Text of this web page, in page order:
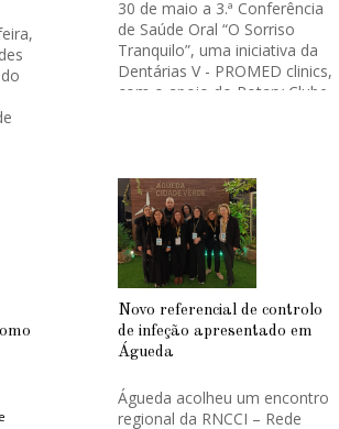
30 de maio a 3.ª Conferência
de Saúde Oral “O Sorriso
Tranquilo”, uma iniciativa da
Dentárias V - PROMED clinics,
com o apoio do Rotary Clube
Artes de Águeda, a partir das 17h, e
pretende promover a reflexão
sobre a evolução da medicina
dentária e a importância da saúde
oral ao longo da vida.
Com um enfoque dirigido ao
público em geral, a conferência
idade adulta e sénior, destacando a
prevenção, a evolução científica da
área, a mudança de hábitos de
saúde e o impacto crescente da
na prática clínica.
Cinco médicos dentistas irão intervir
Novo referencial de controlo
de infeção apresentado em
Águeda
Águeda acolheu um encontro
regional da RNCCI – Rede